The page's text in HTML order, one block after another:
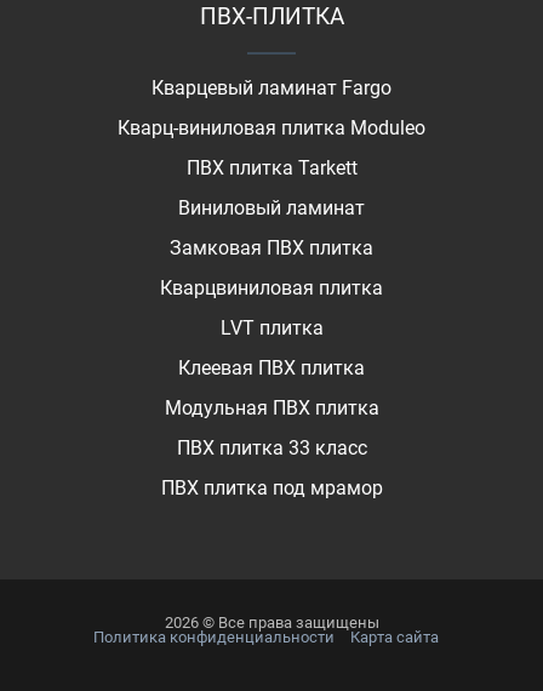
ПВХ-ПЛИТКА
Кварцевый ламинат Fargo
Кварц-виниловая плитка Moduleo
ПВХ плитка Tarkett
Виниловый ламинат
Замковая ПВХ плитка
Кварцвиниловая плитка
LVT плитка
Клеевая ПВХ плитка
Модульная ПВХ плитка
ПВХ плитка 33 класс
ПВХ плитка под мрамор
2026 © Все права защищены
Политика конфиденциальности
Карта сайта